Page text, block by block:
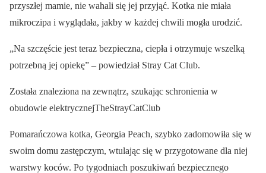
przyszłej mamie, nie wahali się jej przyjąć. Kotka nie miała
mikroczipa i wyglądała, jakby w każdej chwili mogła urodzić.
„Na szczęście jest teraz bezpieczna, ciepła i otrzymuje wszelką
potrzebną jej opiekę” – powiedział Stray Cat Club.
Została znaleziona na zewnątrz, szukając schronienia w
obudowie elektrycznejTheStrayCatClub
Pomarańczowa kotka, Georgia Peach, szybko zadomowiła się w
swoim domu zastępczym, wtulając się w przygotowane dla niej
warstwy koców. Po tygodniach poszukiwań bezpiecznego